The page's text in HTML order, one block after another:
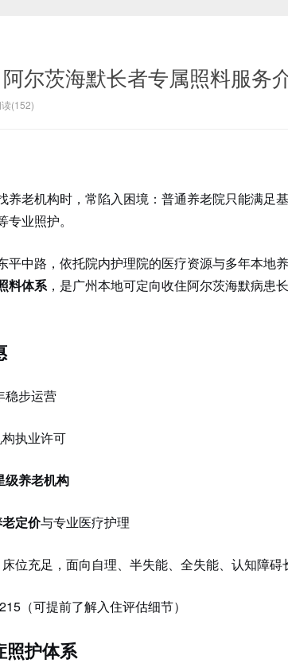
尔茨海默长者专属照料服务
读(152)
养老机构时，常陷入困境：普通养老院只能满足
业照护。
平中路，依托院内护理院的医疗资源与多年本地
料体系 ，是广州本地可定向收住阿尔茨海默病患
稳步运营
执业许可
级养老机构
定价与专业医疗护理
位充足，面向自理、半失能、全失能、认知障碍
（可提前了解入住评估细节）
照护体系